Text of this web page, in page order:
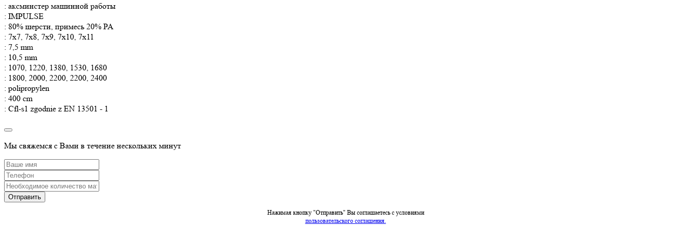
: аксминстер машинной работы
: IMPULSE
: 80% шерсти, примесь 20% PA
: 7x7, 7x8, 7x9, 7x10, 7x11
: 7,5 mm
: 10,5 mm
: 1070, 1220, 1380, 1530, 1680
: 1800, 2000, 2200, 2200, 2400
: polipropylen
: 400 cm
: Cfl-s1 zgodnie z EN 13501 - 1
Мы свяжемся с Вами в течение нескольких минут
Нажимая кнопку "Отправить" Вы соглашаетесь c условиями
пользовательского соглашения.